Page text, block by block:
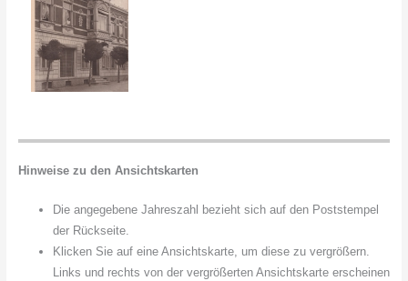
Hinweise zu den Ansichtskarten
Die angegebene Jahreszahl bezieht sich auf den Poststempel
der Rückseite.
Klicken Sie auf eine Ansichtskarte, um diese zu vergrößern.
Links und rechts von der vergrößerten Ansichtskarte erscheinen